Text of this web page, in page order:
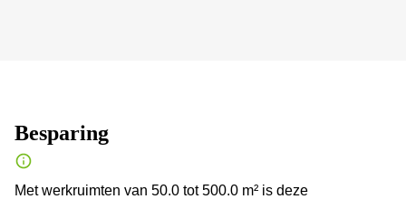
Besparing
Met werkruimten van 50.0 tot 500.0 m² is deze